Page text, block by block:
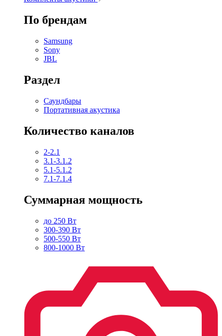
По брендам
Samsung
Sony
JBL
Раздел
Саундбары
Портативная акустика
Количество каналов
2-2.1
3.1-3.1.2
5.1-5.1.2
7.1-7.1.4
Суммарная мощность
до 250 Вт
300-390 Вт
500-550 Вт
800-1000 Вт